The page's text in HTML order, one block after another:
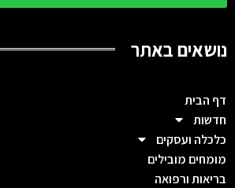
נושאים באתר
דף הבית
חדשות
כלכלה ועסקים
מומחים מובילים
בריאות ורפואה